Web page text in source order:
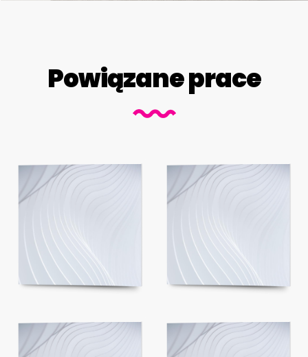
Powiązane prace